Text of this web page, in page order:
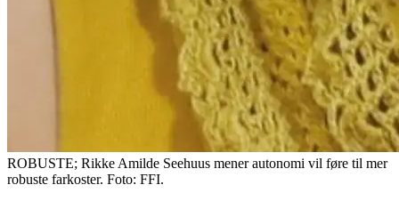
ROBUSTE; Rikke Amilde Seehuus mener autonomi vil føre til mer
robuste farkoster. Foto: FFI.